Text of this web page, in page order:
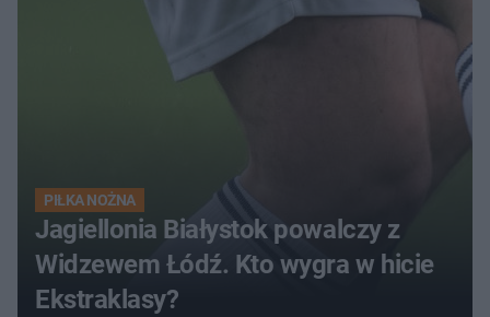
PIŁKA NOŻNA
Jagiellonia Białystok powalczy z
Widzewem Łódź. Kto wygra w hicie
Ekstraklasy?